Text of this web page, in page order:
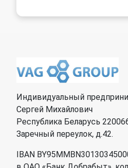
Индивидуальный
Сергей Михайлович
Республика Беларусь
Заречный переулок, д.42.
IBAN